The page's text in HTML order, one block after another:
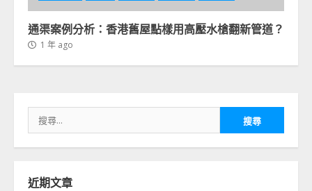
通渠案例分析：香港舊屋點樣用高壓水槍翻新管道？
1 年 ago
尋
關
字:
近期文章